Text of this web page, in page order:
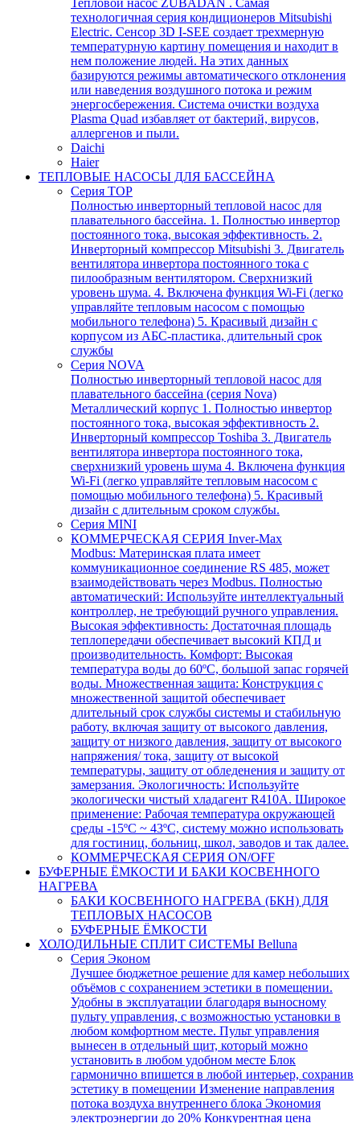
Тепловой насос ZUBADAN . Самая
технологичная серия кондиционеров Mitsubishi
Electric. Сенсор 3D I-SEE создает трехмерную
температурную картину помещения и находит в
нем положение людей. На этих данных
базируются режимы автоматического отклонения
или наведения воздушного потока и режим
энергосбережения. Система очистки воздуха
Plasma Quad избавляет от бактерий, вирусов,
аллергенов и пыли.
Daichi
Haier
ТЕПЛОВЫЕ НАСОСЫ ДЛЯ БАССЕЙНА
Серия TOP
Полностью инверторный тепловой насос для
плавательного бассейна. 1. Полностью инвертор
постоянного тока, высокая эффективность. 2.
Инверторный компрессор Mitsubishi 3. Двигатель
вентилятора инвертора постоянного тока с
пилообразным вентилятором. Сверхнизкий
уровень шума. 4. Включена функция Wi-Fi (легко
управляйте тепловым насосом с помощью
мобильного телефона) 5. Красивый дизайн с
корпусом из АБС-пластика, длительный срок
службы
Серия NOVA
Полностью инверторный тепловой насос для
плавательного бассейна (серия Nova)
Металлический корпус 1. Полностью инвертор
постоянного тока, высокая эффективность 2.
Инверторный компрессор Toshiba 3. Двигатель
вентилятора инвертора постоянного тока,
сверхнизкий уровень шума 4. Включена функция
Wi-Fi (легко управляйте тепловым насосом с
помощью мобильного телефона) 5. Красивый
дизайн с длительным сроком службы.
Серия MINI
КОММЕРЧЕСКАЯ СЕРИЯ Inver-Max
Modbus: Материнская плата имеет
коммуникационное соединение RS 485, может
взаимодействовать через Modbus. Полностью
автоматический: Используйте интеллектуальный
контроллер, не требующий ручного управления.
Высокая эффективность: Достаточная площадь
теплопередачи обеспечивает высокий КПД и
производительность. Комфорт: Высокая
температура воды до 60ºC, большой запас горячей
воды. Множественная защита: Конструкция с
множественной защитой обеспечивает
длительный срок службы системы и стабильную
работу, включая защиту от высокого давления,
защиту от низкого давления, защиту от высокого
напряжения/ тока, защиту от высокой
температуры, защиту от обледенения и защиту от
замерзания. Экологичность: Используйте
экологически чистый хладагент R410A. Широкое
применение: Рабочая температура окружающей
среды -15ºC ~ 43ºC, систему можно использовать
для гостиниц, больниц, школ, заводов и так далее.
КОММЕРЧЕСКАЯ СЕРИЯ ON/OFF
БУФЕРНЫЕ ЁМКОСТИ И БАКИ КОСВЕННОГО
НАГРЕВА
БАКИ КОСВЕННОГО НАГРЕВА (БКН) ДЛЯ
ТЕПЛОВЫХ НАСОСОВ
БУФЕРНЫЕ ЁМКОСТИ
ХОЛОДИЛЬНЫЕ СПЛИТ СИСТЕМЫ Belluna
Серия Эконом
Лучшее бюджетное решение для камер небольших
объёмов с сохранением эстетики в помещении.
Удобны в эксплуатации благодаря выносному
пульту управления, с возможностью установки в
любом комфортном месте. Пульт управления
вынесен в отдельный щит, который можно
установить в любом удобном месте Блок
гармонично впишется в любой интерьер, сохранив
эстетику в помещении Изменение направления
потока воздуха внутреннего блока Экономия
электроэнергии до 20% Конкурентная цена